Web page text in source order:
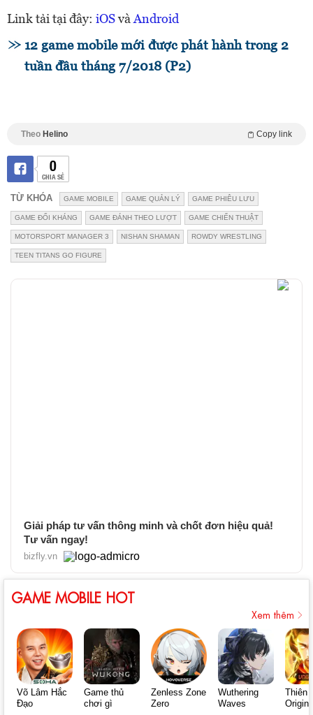
Link tải tại đây: iOSvà Android
12 game mobile mới được phát hành trong 2
tuần đầu tháng 7/2018 (P2)
Theo Helino Copy link
0
CHIA SẺ
TỪ KHÓA GAME MOBILE GAME QUẢN LÝ GAME PHIÊU LƯU
GAME ĐỐI KHÁNG GAME ĐÁNH THEO LƯỢT GAME CHIẾN THUẬT
MOTORSPORT MANAGER 3 NISHAN SHAMAN ROWDY WRESTLING
TEEN TITANS GO FIGURE
Giải pháp tư vấn thông minh và chốt đơn hiệu quả!
Tư vấn ngay!
bizfly.vn
GAME MOBILE HOT
Xem thêm
Võ Lâm Hắc
Đạo
Game thủ
chơi gì
Zenless Zone
Zero
Wuthering
Waves
Thiên
Origin